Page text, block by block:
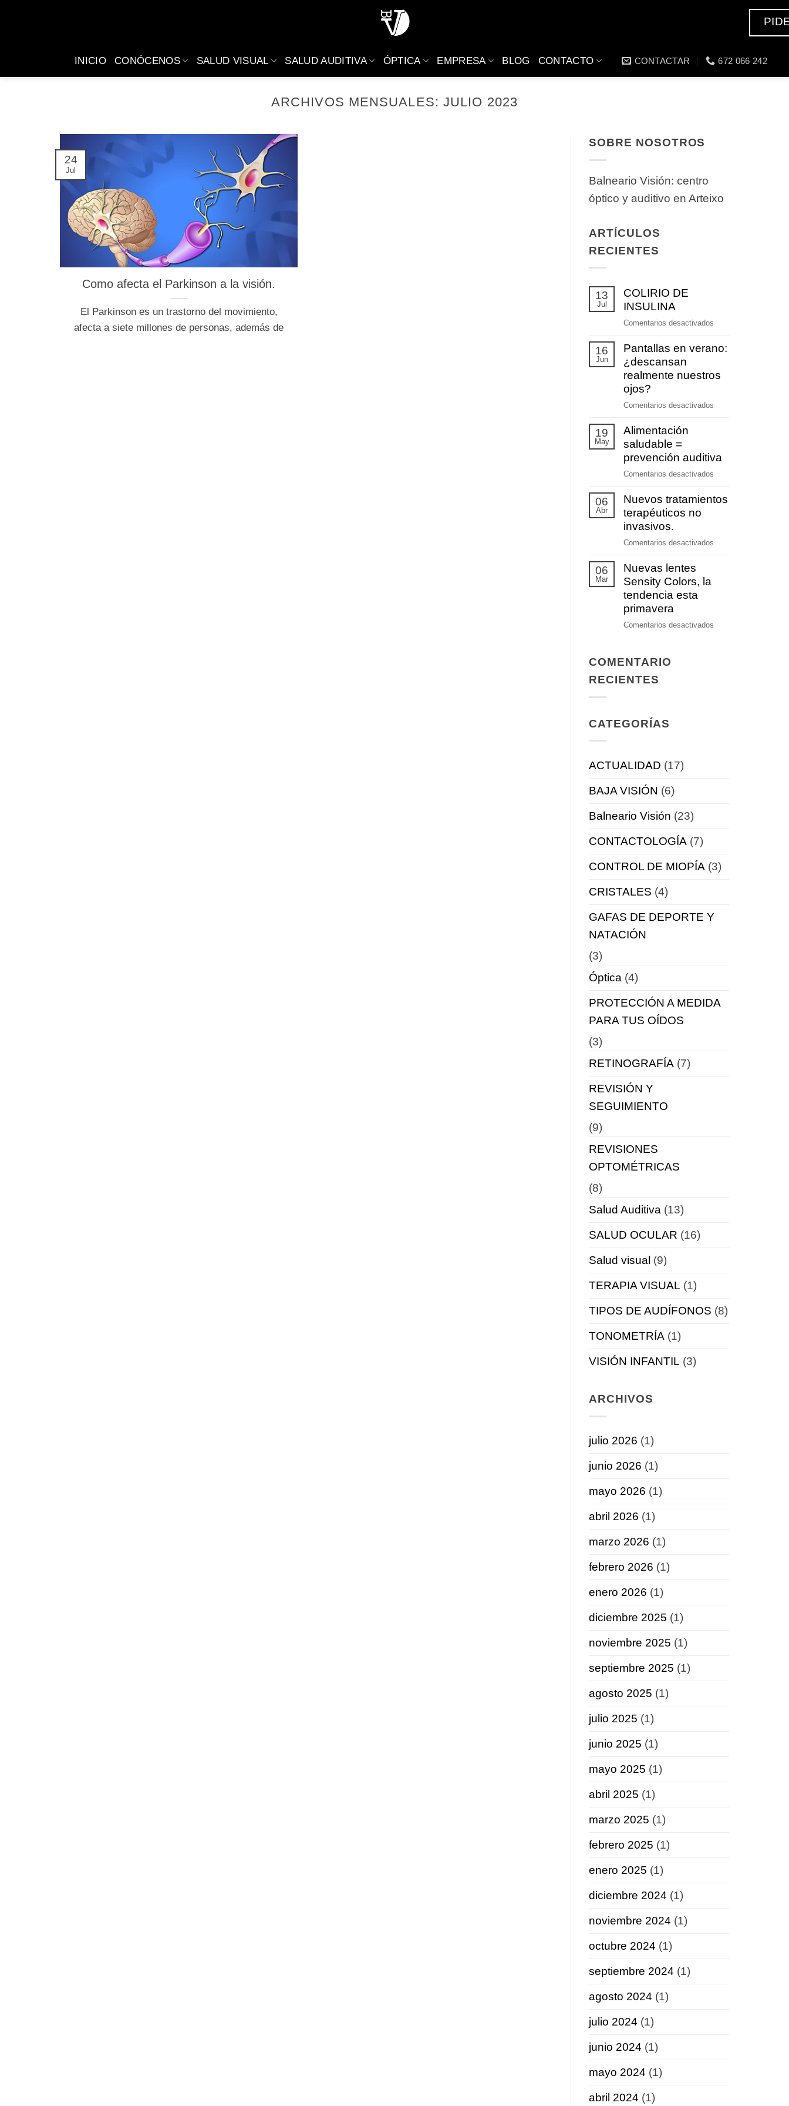
INICIO CONÓCENOS SALUD VISUAL SALUD AUDITIVA ÓPTICA EMPRESA BLOG CONTACTO CONTACTAR 672 066 242
ARCHIVOS MENSUALES:JULIO 2023
Como afecta el Parkinson a la visión.
El Parkinson es un trastorno del movimiento,
afecta a siete millones de personas, además de
24
Jul
SOBRE NOSOTROS
Balneario Visión: centro
óptico y auditivo en Arteixo
ARTÍCULOS
RECIENTES
13
Jul
COLIRIO DE
INSULINA
Comentarios desactivados
DE
16
Jun
Pantallas en verano:
¿descansan
realmente nuestros
ojos?
Comentarios desactivados
¿descansan
19
May
Alimentación
saludable =
prevención auditiva
Comentarios desactivados
saludable
06
Abr
Nuevos tratamientos
terapéuticos no
invasivos.
Comentarios desactivados
06
Mar
Nuevas lentes
Sensity Colors, la
tendencia esta
primavera
Comentarios desactivados
COMENTARIO
RECIENTES
CATEGORÍAS
ACTUALIDAD (17)
BAJA VISIÓN (6)
Balneario Visión (23)
CONTACTOLOGÍA (7)
CONTROL DE MIOPÍA (3)
CRISTALES (4)
GAFAS DE DEPORTE Y
NATACIÓN
(3)
Óptica (4)
PROTECCIÓN A MEDIDA
PARA TUS OÍDOS
(3)
RETINOGRAFÍA (7)
REVISIÓN Y
SEGUIMIENTO
(9)
REVISIONES
OPTOMÉTRICAS
(8)
Salud Auditiva (13)
SALUD OCULAR (16)
Salud visual (9)
TERAPIA VISUAL (1)
TIPOS DE AUDÍFONOS (8)
TONOMETRÍA (1)
VISIÓN INFANTIL (3)
ARCHIVOS
julio 2026 (1)
junio 2026 (1)
mayo 2026 (1)
abril 2026 (1)
marzo 2026 (1)
febrero 2026 (1)
enero 2026 (1)
diciembre 2025 (1)
noviembre 2025 (1)
septiembre 2025 (1)
agosto 2025 (1)
julio 2025 (1)
junio 2025 (1)
mayo 2025 (1)
abril 2025 (1)
marzo 2025 (1)
febrero 2025 (1)
enero 2025 (1)
diciembre 2024 (1)
noviembre 2024 (1)
octubre 2024 (1)
septiembre 2024 (1)
agosto 2024 (1)
julio 2024 (1)
junio 2024 (1)
mayo 2024 (1)
abril 2024 (1)